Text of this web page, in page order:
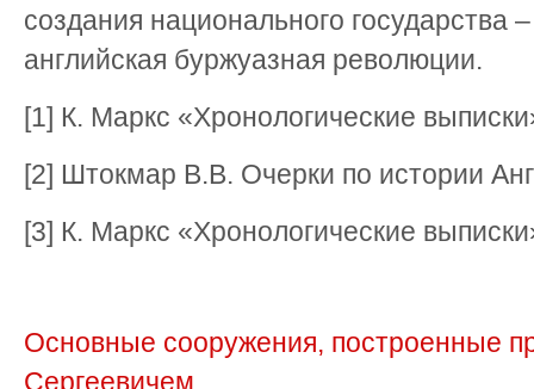
создания национального государства
английская буржуазная революции.
[1] К. Маркс «Хронологические
[2] Штокмар В.В. Очерки по истории
[3] К. Маркс «Хронологические
Основные сооружения, построенные
Сергеевичем